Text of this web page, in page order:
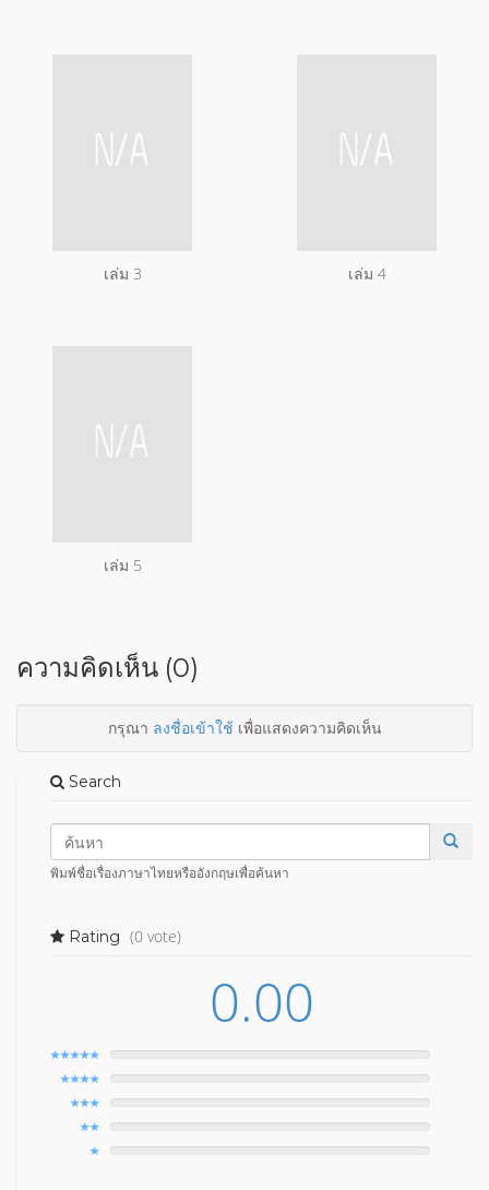
เล่ม 3 เล่ม 4
เล่ม 5
ความคิดเห็น (0)
กรุณา ลงชื่อเข้าใช้เพื่อแสดงความคิดเห็น
Search
พิมพ์ชื่อเรื่องภาษาไทยหรืออังกฤษเพื่อค้นหา
Rating (0 vote)
0.00